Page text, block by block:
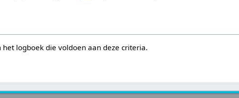
het logboek die voldoen aan deze criteria.